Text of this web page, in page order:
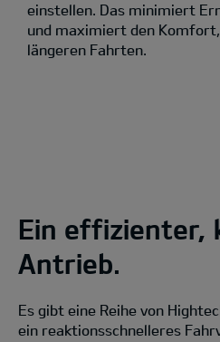
einstellen. Das minimiert
und maximiert den
längeren Fahrten.
Ein effizienter,
Antrieb.
Es gibt eine Reihe von
ein reaktionsschnelleres